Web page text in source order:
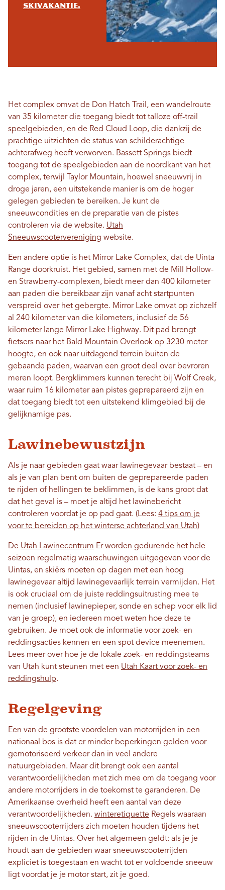
skivakantie.
Het complex omvat de Don Hatch Trail, een wandelroute
van 35 kilometer die toegang biedt tot talloze off-trail
speelgebieden, en de Red Cloud Loop, die dankzij de
prachtige uitzichten de status van schilderachtige
achterafweg heeft verworven. Bassett Springs biedt
toegang tot de speelgebieden aan de noordkant van het
complex, terwijl Taylor Mountain, hoewel sneeuwvrij in
droge jaren, een uitstekende manier is om de hoger
gelegen gebieden te bereiken. Je kunt de
sneeuwcondities en de preparatie van de pistes
controleren via de website. Utah
Sneeuwscootervereniging website.
Een andere optie is het Mirror Lake Complex, dat de Uinta
Range doorkruist. Het gebied, samen met de Mill Hollow-
en Strawberry-complexen, biedt meer dan 400 kilometer
aan paden die bereikbaar zijn vanaf acht startpunten
verspreid over het gebergte. Mirror Lake omvat op zichzelf
al 240 kilometer van die kilometers, inclusief de 56
kilometer lange Mirror Lake Highway. Dit pad brengt
fietsers naar het Bald Mountain Overlook op 3230 meter
hoogte, en ook naar uitdagend terrein buiten de
gebaande paden, waarvan een groot deel over bevroren
meren loopt. Bergklimmers kunnen terecht bij Wolf Creek,
waar ruim 16 kilometer aan pistes geprepareerd zijn en
dat toegang biedt tot een uitstekend klimgebied bij de
gelijknamige pas.
Lawinebewustzijn
Als je naar gebieden gaat waar lawinegevaar bestaat – en
als je van plan bent om buiten de geprepareerde paden
te rijden of hellingen te beklimmen, is de kans groot dat
dat het geval is – moet je altijd het lawinebericht
controleren voordat je op pad gaat. (Lees: 4 tips om je
voor te bereiden op het winterse achterland van Utah)
De Utah Lawinecentrum Er worden gedurende het hele
seizoen regelmatig waarschuwingen uitgegeven voor de
Uintas, en skiërs moeten op dagen met een hoog
lawinegevaar altijd lawinegevaarlijk terrein vermijden. Het
is ook cruciaal om de juiste reddingsuitrusting mee te
nemen (inclusief lawinepieper, sonde en schep voor elk lid
van je groep), en iedereen moet weten hoe deze te
gebruiken. Je moet ook de informatie voor zoek- en
reddingsacties kennen en een spot device meenemen.
Lees meer over hoe je de lokale zoek- en reddingsteams
van Utah kunt steunen met een Utah Kaart voor zoek- en
reddingshulp.
Regelgeving
Een van de grootste voordelen van motorrijden in een
nationaal bos is dat er minder beperkingen gelden voor
gemotoriseerd verkeer dan in veel andere
natuurgebieden. Maar dit brengt ook een aantal
verantwoordelijkheden met zich mee om de toegang voor
andere motorrijders in de toekomst te garanderen. De
Amerikaanse overheid heeft een aantal van deze
verantwoordelijkheden. winteretiquette Regels waaraan
sneeuwscooterrijders zich moeten houden tijdens het
rijden in de Uintas. Over het algemeen geldt: als je je
houdt aan de gebieden waar sneeuwscooterrijden
expliciet is toegestaan ​​en wacht tot er voldoende sneeuw
ligt voordat je je motor start, zit je goed.